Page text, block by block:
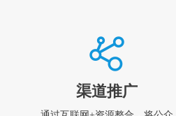
渠道推广